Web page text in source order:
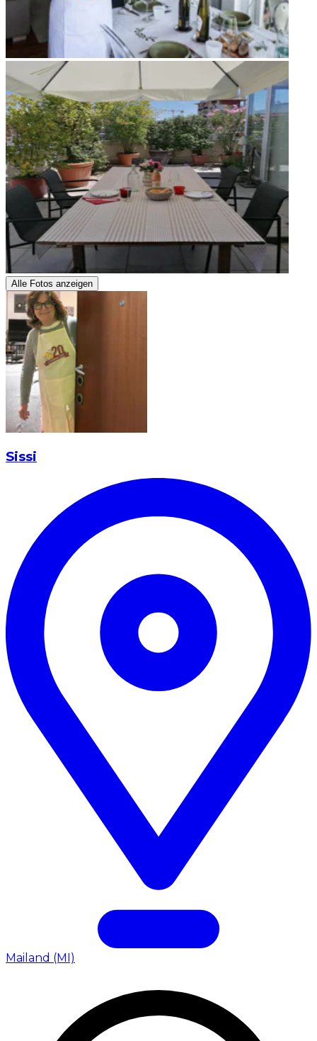
Alle Fotos anzeigen
Sissi
Mailand (MI)